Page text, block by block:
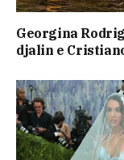
Georgina
djalin e